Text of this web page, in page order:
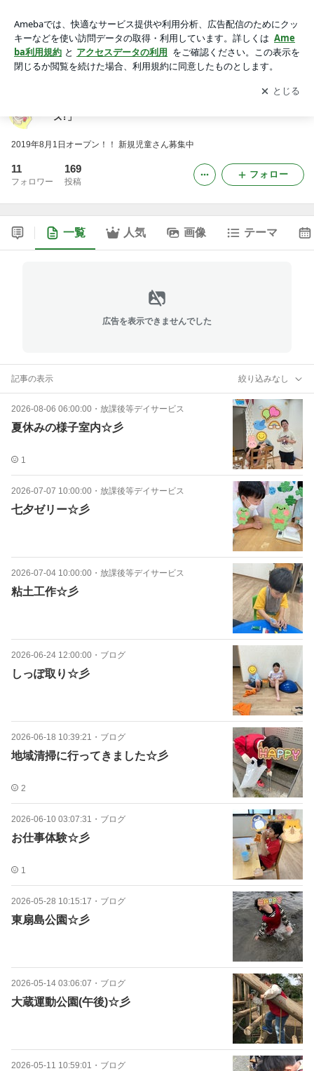
アプリをダウンロードして ブログの更新通知
を受け取りまし
ょう。
開く
ズ!」
2019年8月1日オープン！！ 新規児童さん募集中
11
フォロワー
169
投稿
フォロー
一覧 人気 画像 テーマ
広告を表示できませんでした
記事の表示 絞り込みなし
2026-08-06 06:00:00 ・ 放課後等デイサービス
夏休みの様子室内☆彡
1
2026-07-07 10:00:00 ・ 放課後等デイサービス
七夕ゼリー☆彡
2026-07-04 10:00:00 ・ 放課後等デイサービス
粘土工作☆彡
2026-06-24 12:00:00 ・ ブログ
しっぽ取り☆彡
2026-06-18 10:39:21 ・ ブログ
地域清掃に行ってきました☆彡
2
2026-06-10 03:07:31 ・ ブログ
お仕事体験☆彡
1
2026-05-28 10:15:17 ・ ブログ
東扇島公園☆彡
2026-05-14 03:06:07 ・ ブログ
大蔵運動公園(午後)☆彡
2026-05-11 10:59:01 ・ ブログ